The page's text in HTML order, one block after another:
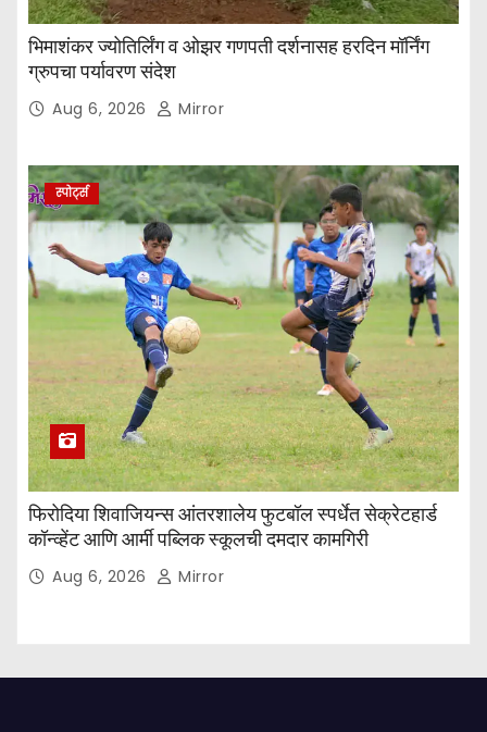
भिमाशंकर ज्योतिर्लिंग व ओझर गणपती दर्शनासह हरदिन मॉर्निंग
ग्रुपचा पर्यावरण संदेश
Aug 6, 2026 Mirror
स्पोर्ट्स
फिरोदिया शिवाजियन्स आंतरशालेय फुटबॉल स्पर्धेत सेक्रेटहार्ड
कॉन्व्हेंट आणि आर्मी पब्लिक स्कूलची दमदार कामगिरी
Aug 6, 2026 Mirror